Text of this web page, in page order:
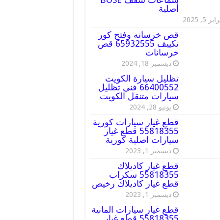
أصلية
5, 2025
قص خرسانه وفتح كور
تكييف 65932555 قص
خرسانات
ديسمبر 18, 2024
تظليل سيارة الكويت
66400552 فني تظليل
سيارات متنقل الكويت
يونيو 28, 2024
قطع غيار سيارات كورية
55818355 قطع غيار
سيارات اصلية كورية
ديسمبر 1, 2023
قطع غيار كاديلاك
55818355 سكراب
قطع غيار كاديلاك رخيص
ديسمبر 1, 2023
قطع غيار سيارات المانية